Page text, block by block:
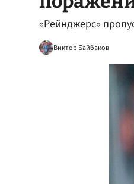
«Рейнджерс»
Виктор Байбаков